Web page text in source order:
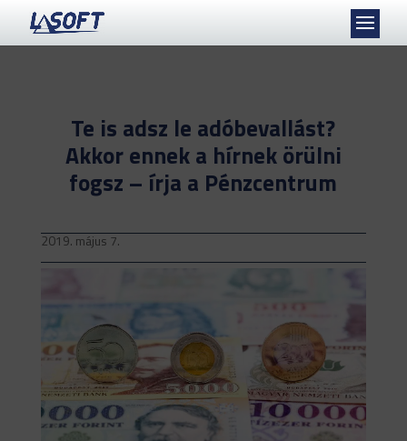
Te is adsz le adóbevallást?
Akkor ennek a hírnek örülni
fogsz – írja a Pénzcentrum
2019. május 7.